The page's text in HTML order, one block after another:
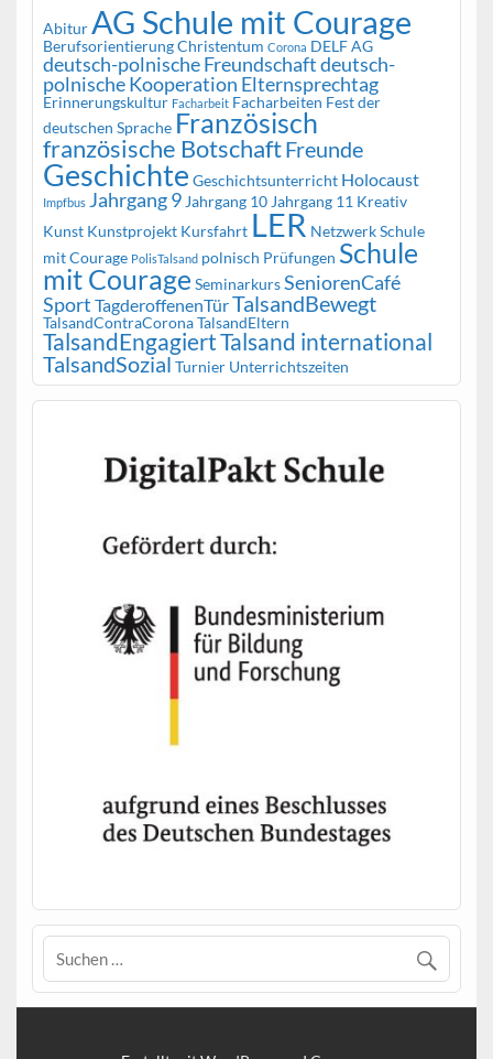
Abitur AG Schule mit Courage
BerufsorientierungChristentum Corona DELF AG
deutsch-polnische Freundschaftdeutsch-
polnische Kooperation Elternsprechtag
Erinnerungskultur Facharbeit Facharbeiten Fest der
deutschen Sprache Französisch
französische BotschaftFreunde
Geschichte Geschichtsunterricht Holocaust
Impfbus Jahrgang 9 Jahrgang 10 Jahrgang 11 Kreativ
Kunst Kunstprojekt Kursfahrt LER Netzwerk Schule
mit Courage PolisTalsand polnisch Prüfungen Schule
mit Courage SeminarkursSeniorenCafé
Sport TagderoffenenTürTalsandBewegt
TalsandContraCoronaTalsandEltern
TalsandEngagiertTalsand international
TalsandSozial Turnier Unterrichtszeiten